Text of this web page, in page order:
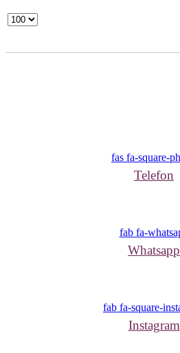
fas fa-square-
Telefon
fab fa-
Whatsapp
fab fa-square-
Instagram